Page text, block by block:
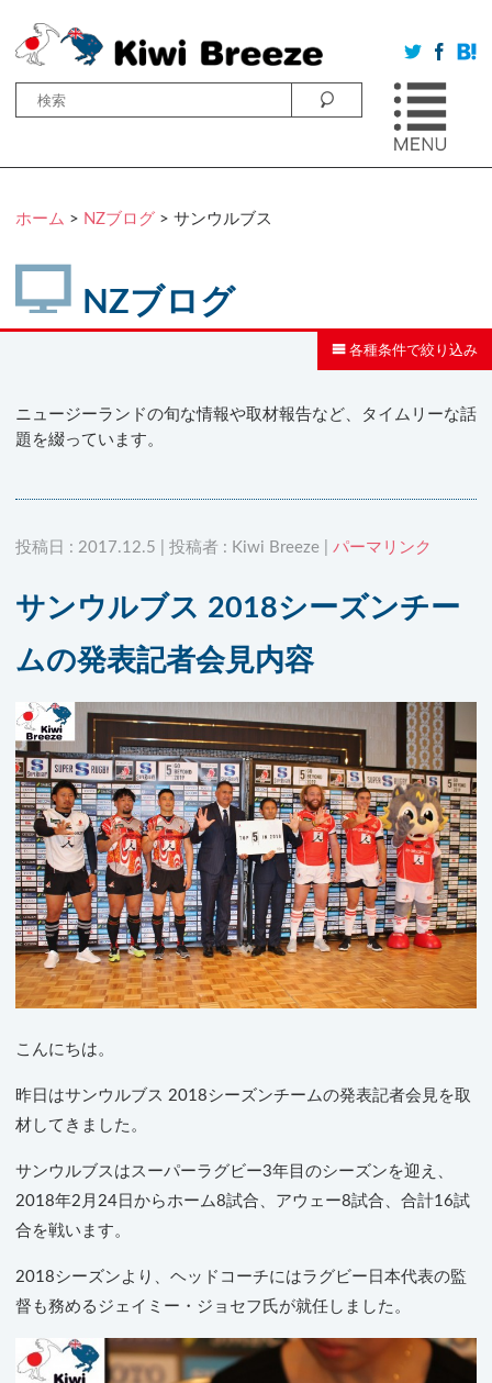
ホーム > NZブログ > サンウルブス
NZブログ
各種条件で絞り込み
ニュージーランドの旬な情報や取材報告など、タイムリーな話
題を綴っています。
投稿日 : 2017.12.5 | 投稿者 : Kiwi Breeze | パーマリンク
サンウルブス 2018シーズンチー
ムの発表記者会見内容
こんにちは。
昨日はサンウルブス 2018シーズンチームの発表記者会見を取
材してきました。
サンウルブスはスーパーラグビー3年目のシーズンを迎え、
2018年2月24日からホーム8試合、アウェー8試合、合計16試
合を戦います。
2018シーズンより、ヘッドコーチにはラグビー日本代表の監
督も務めるジェイミー・ジョセフ氏が就任しました。